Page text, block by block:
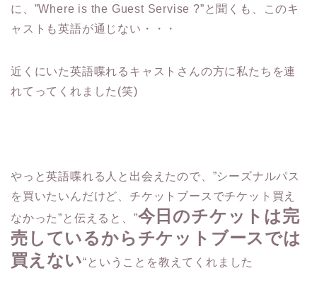
に、”Where is the Guest Servise ?”と聞くも、このキ
ャストも英語が通じない・・・
近くにいた英語喋れるキャストさんの方に私たちを連
れてってくれました(笑)
やっと英語喋れる人と出会えたので、”シーズナルパス
を買いたいんだけど、チケットブースでチケット買え
なかった”と伝えると、”今日のチケットは完
売しているからチケットブースでは
買えない“ということを教えてくれました